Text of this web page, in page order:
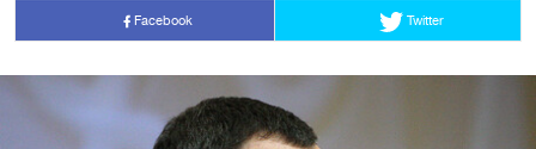
Facebook Twitter